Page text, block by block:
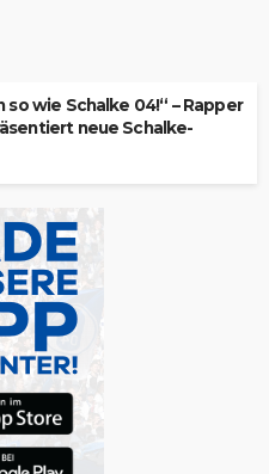
so wie Schalke 04!“ – Rapper
neue Schalke-